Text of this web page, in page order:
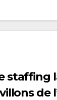
staffing
de